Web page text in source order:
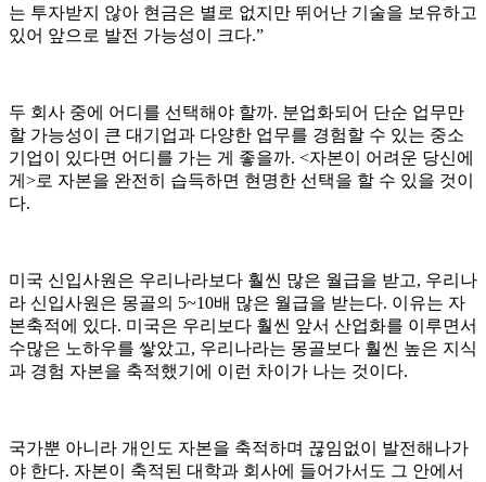
는 투자받지 않아 현금은 별로 없지만 뛰어난 기술을 보유하고
있어 앞으로 발전 가능성이 크다.”
두 회사 중에 어디를 선택해야 할까. 분업화되어 단순 업무만
할 가능성이 큰 대기업과 다양한 업무를 경험할 수 있는 중소
기업이 있다면 어디를 가는 게 좋을까. <자본이 어려운 당신에
게>로 자본을 완전히 습득하면 현명한 선택을 할 수 있을 것이
다.
미국 신입사원은 우리나라보다 훨씬 많은 월급을 받고, 우리나
라 신입사원은 몽골의 5~10배 많은 월급을 받는다. 이유는 자
본축적에 있다. 미국은 우리보다 훨씬 앞서 산업화를 이루면서
수많은 노하우를 쌓았고, 우리나라는 몽골보다 훨씬 높은 지식
과 경험 자본을 축적했기에 이런 차이가 나는 것이다.
국가뿐 아니라 개인도 자본을 축적하며 끊임없이 발전해나가
야 한다. 자본이 축적된 대학과 회사에 들어가서도 그 안에서